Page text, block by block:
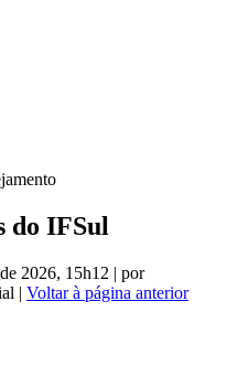
do IFSul
2026, 15h12 | por
| Voltar à página anterior